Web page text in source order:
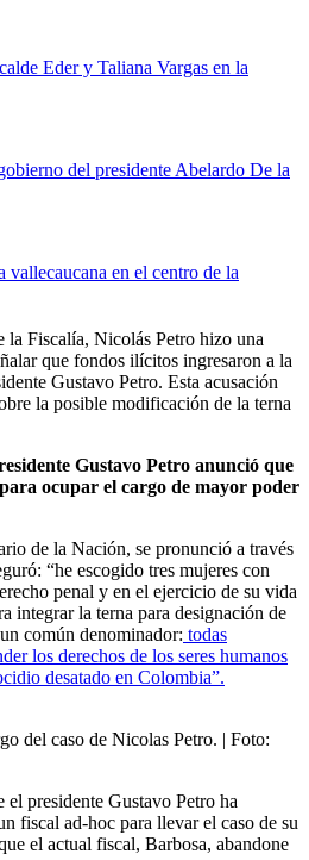
Eder y Taliana Vargas en la
del presidente Abelardo De la
en el centro de la
la Fiscalía, Nicolás Petro hizo una
que fondos ilícitos ingresaron a la
Gustavo Petro. Esta acusación
la posible modificación de la terna
Gustavo Petro anunció que
ocupar el cargo de mayor poder
de la Nación, se pronunció a través
“he escogido tres mujeres con
penal y en el ejercicio de su vida
integrar la terna para designación de
común denominador: todas
los derechos de los seres humanos
desatado en Colombia”.
del caso de Nicolas Petro. | Foto:
presidente Gustavo Petro ha
fiscal ad-hoc para llevar el caso de su
el actual fiscal, Barbosa, abandone